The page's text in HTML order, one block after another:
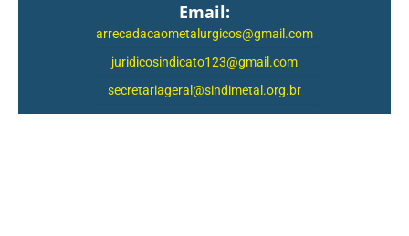
Email:
arrecadacaometalurgicos@gmail.com
juridicosindicato123@gmail.com
secretariageral@sindimetal.org.br